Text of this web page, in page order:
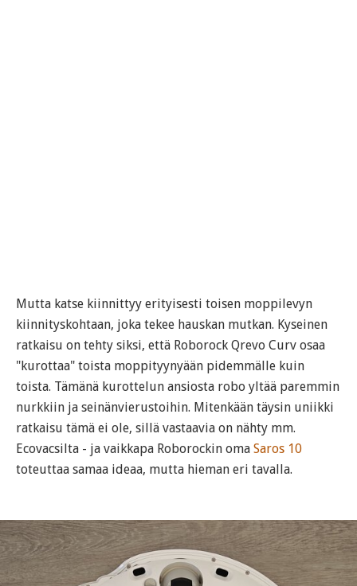
Mutta katse kiinnittyy erityisesti toisen moppilevyn
kiinnityskohtaan, joka tekee hauskan mutkan. Kyseinen
ratkaisu on tehty siksi, että Roborock Qrevo Curv osaa
"kurottaa" toista moppityynyään pidemmälle kuin
toista. Tämänä kurottelun ansiosta robo yltää paremmin
nurkkiin ja seinänvierustoihin. Mitenkään täysin uniikki
ratkaisu tämä ei ole, sillä vastaavia on nähty mm.
Ecovacsilta - ja vaikkapa Roborockin oma Saros 10
toteuttaa samaa ideaa, mutta hieman eri tavalla.